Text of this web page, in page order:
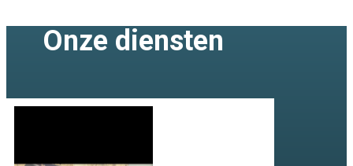
Onze diensten